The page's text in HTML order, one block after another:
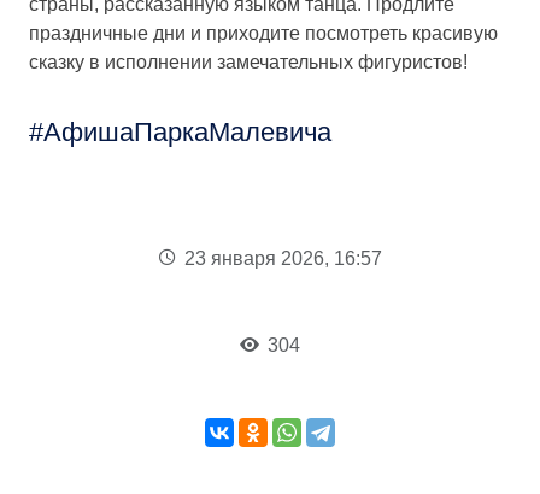
страны, рассказанную языком танца. Продлите
праздничные дни и приходите посмотреть красивую
сказку в исполнении замечательных фигуристов!
АфишаПаркаМалевича
23 января 2026, 16:57
304